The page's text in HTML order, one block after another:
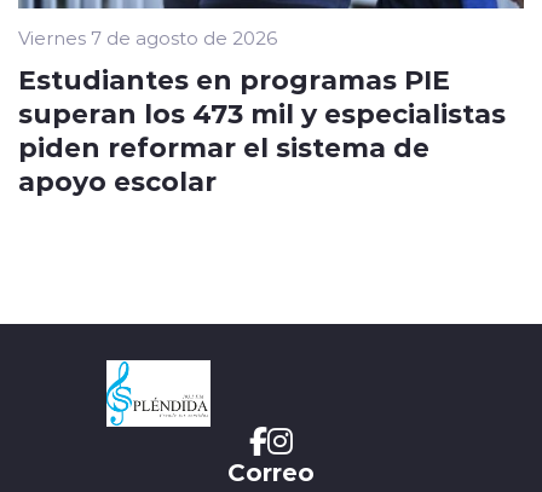
Viernes 7 de agosto de 2026
Estudiantes en programas PIE
superan los 473 mil y especialistas
piden reformar el sistema de
apoyo escolar
Correo